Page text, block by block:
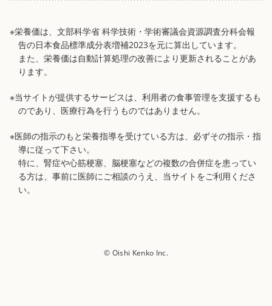
※栄養価は、文部科学省 科学技術・学術審議会資源調査分科会報
告の日本食品標準成分表増補2023を元に算出しています。
また、栄養価は自動計算処理の改善により更新されることがあ
ります。
※当サイトが提供するサービスは、利用者の食事管理を支援するも
のであり、医療行為を行うものではありません。
※医師の指示のもと栄養指導を受けている方は、必ずその指示・指
導に従って下さい。
特に、腎症や心筋梗塞、脳梗塞などの複数の合併症を患ってい
る方は、事前に医師にご相談のうえ、当サイトをご利用くださ
い。
© Oishi Kenko Inc.